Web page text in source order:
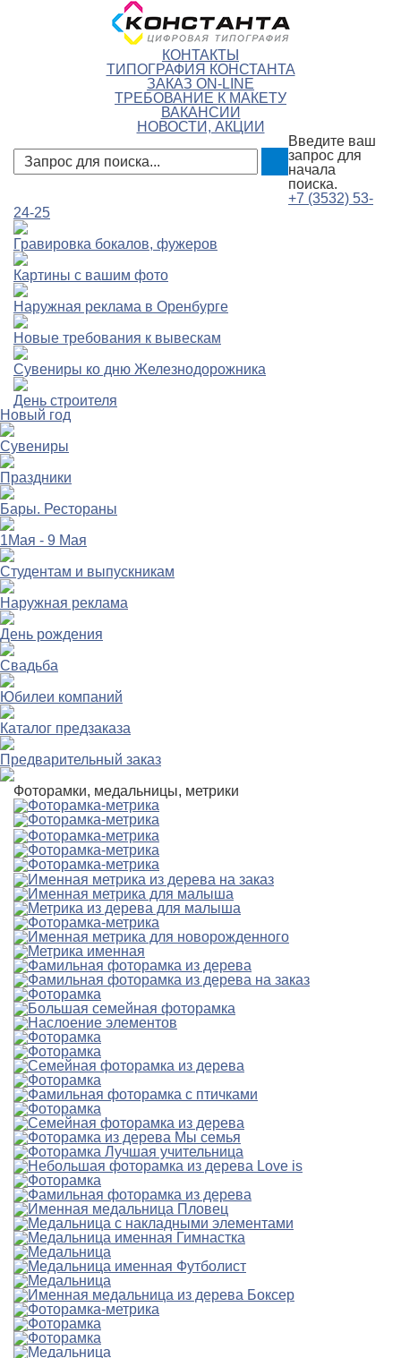
КОНТАКТЫ
ТИПОГРАФИЯ КОНСТАНТА
ЗАКАЗ ON-LINE
ТРЕБОВАНИЕ К МАКЕТУ
ВАКАНСИИ
НОВОСТИ, АКЦИИ
Введите ваш
запрос для
начала
поиска.
+7 (3532) 53-
24-25
Гравировка бокалов, фужеров
Картины с вашим фото
Наружная реклама в Оренбурге
Новые требования к вывескам
Сувениры ко дню Железнодорожника
День строителя
Новый год
Сувениры
Праздники
Бары. Рестораны
1Мая - 9 Мая
Студентам и выпускникам
Наружная реклама
День рождения
Свадьба
Юбилеи компаний
Каталог предзаказа
Предварительный заказ
Фоторамки, медальницы, метрики